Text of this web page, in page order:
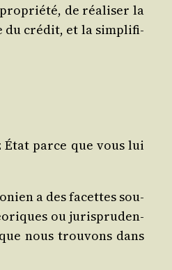
de réa­li­ser la
du cré­dit, et la sim­pli­fi­
parce que vous lui
a des facettes sou­
ou juris­pru­den­
nous trou­vons dans